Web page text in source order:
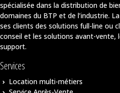
spécialisée dans la distribution de
domaines du BTP et de l’industrie.
ses clients des solutions full-line ou
conseil et les solutions avant-vente,
support.
Services
Location multi-métiers